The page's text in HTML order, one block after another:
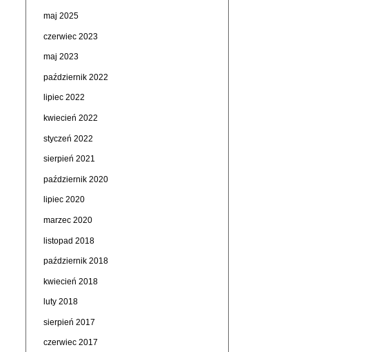
maj 2025
czerwiec 2023
maj 2023
październik 2022
lipiec 2022
kwiecień 2022
styczeń 2022
sierpień 2021
październik 2020
lipiec 2020
marzec 2020
listopad 2018
październik 2018
kwiecień 2018
luty 2018
sierpień 2017
czerwiec 2017